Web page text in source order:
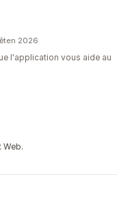
2026
l'application vous aide au
Web.